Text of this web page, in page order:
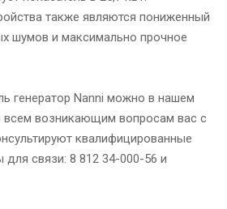
также являются пониженный
шумов и максимально прочное
генератор Nanni можно в нашем
всем возникающим вопросам вас с
квалифицированные
связи: 8 812 34-000-56 и